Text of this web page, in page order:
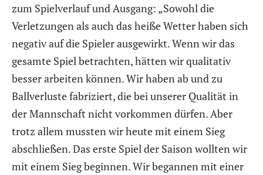
zum Spielverlauf und Ausgang: „Sowohl die
Verletzungen als auch das heiße Wetter haben sich
negativ auf die Spieler ausgewirkt. Wenn wir das
gesamte Spiel betrachten, hätten wir qualitativ
besser arbeiten können. Wir haben ab und zu
Ballverluste fabriziert, die bei unserer Qualität in
der Mannschaft nicht vorkommen dürfen. Aber
trotz allem mussten wir heute mit einem Sieg
abschließen. Das erste Spiel der Saison wollten wir
mit einem Sieg beginnen. Wir begannen mit einer